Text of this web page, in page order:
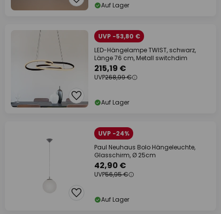
Auf Lager
UVP -53,80 €
LED-Hängelampe TWIST, schwarz,
Länge 76 cm, Metall switchdim
215,19 €
UVP268,99 €
Auf Lager
UVP -24%
Paul Neuhaus Bolo Hängeleuchte,
Glasschirm, Ø 25cm
42,90 €
UVP56,95 €
Auf Lager